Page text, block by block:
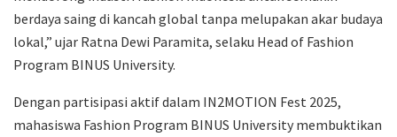
berdaya saing di kancah global tanpa melupakan akar budaya
lokal,” ujar Ratna Dewi Paramita, selaku Head of Fashion
Program BINUS University.
Dengan partisipasi aktif dalam IN2MOTION Fest 2025,
mahasiswa Fashion Program BINUS University membuktikan